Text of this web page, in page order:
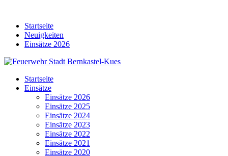
contentStartseite
Neuigkeiten
Einsätze 2026
Startseite
Einsätze
Einsätze 2026
Einsätze 2025
Einsätze 2024
Einsätze 2023
Einsätze 2022
Einsätze 2021
Einsätze 2020